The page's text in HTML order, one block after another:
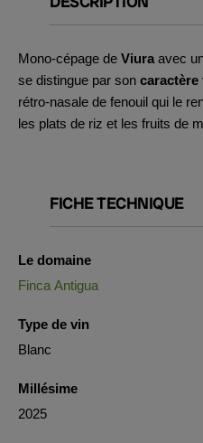
Mono-cépage de Viura avec
se distingue par son caractère
rétro-nasale de fenouil qui le
les plats de riz et les fruits de
FICHE TECHNIQUE
Le domaine
Finca Antigua
Type de vin
Blanc
Millésime
2025